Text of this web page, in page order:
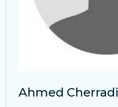
Ahmed Cherradi